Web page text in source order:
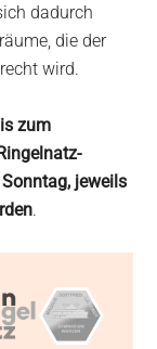
dadurch
die der
wird.
zum
jeweils
.